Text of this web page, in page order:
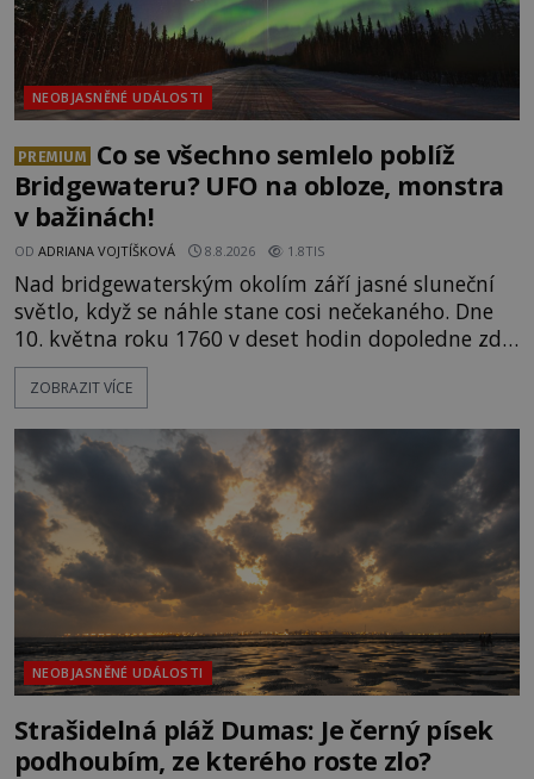
NEOBJASNĚNÉ UDÁLOSTI
PREMIUM
Co se všechno semlelo poblíž
Bridgewateru? UFO na obloze, monstra
v bažinách!
OD ADRIANA VOJTÍŠKOVÁ 8.8.2026 1.8TIS
Nad bridgewaterským okolím září jasné sluneční
světlo, když se náhle stane cosi nečekaného. Dne
10. května roku 1760 v deset hodin dopoledne zde
dojde k vůbec prvnímu historicky doloženému
přeletu UFO. Podle záznamů vyzařuje takové
jen o nějaký optický klam, nebo se zde skutečně
právě vznáší mimozemská loď
ZOBRAZIT VÍCE
NEOBJASNĚNÉ UDÁLOSTI
Strašidelná pláž Dumas: Je černý písek
podhoubím, ze kterého roste zlo?